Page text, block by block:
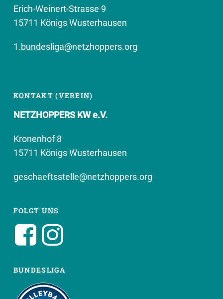
Erich-Weinert-Strasse 9
15711 Königs Wusterhausen
1.bundesliga@netzhoppers.org
KONTAKT (VEREIN)
NETZHOPPERS KW e.V.
Kronenhof 8
15711 Königs Wusterhausen
geschaeftsstelle@netzhoppers.org
FOLGT UNS
BUNDESLIGA